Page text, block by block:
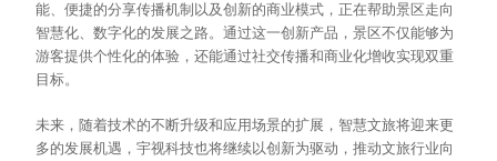
能、便捷的分享传播机制以及创新的商业模式，正在帮助景区走向
智慧化、数字化的发展之路。通过这一创新产品，景区不仅能够为
游客提供个性化的体验，还能通过社交传播和商业化增收实现双重
目标。
未来，随着技术的不断升级和应用场景的扩展，智慧文旅将迎来更
多的发展机遇，宇视科技也将继续以创新为驱动，推动文旅行业向